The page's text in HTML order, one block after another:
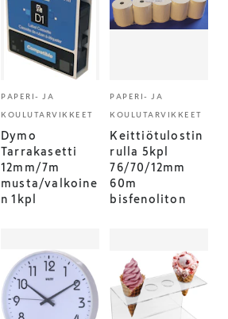
PAPERI- JA
KOULUTARVIKKEET
Dymo
Tarrakasetti
12mm/7m
musta/valkoine
n 1kpl
PAPERI- JA
KOULUTARVIKKEET
Keittiötulostin
rulla 5kpl
76/70/12mm
60m
bisfenoliton